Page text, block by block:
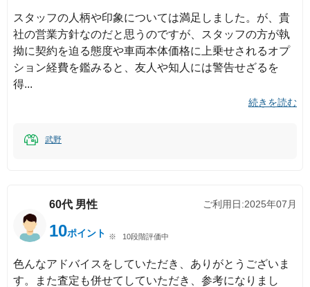
スタッフの人柄や印象については満足しました。が、貴
社の営業方針なのだと思うのですが、スタッフの方が執
拗に契約を迫る態度や車両本体価格に上乗せされるオプ
ション経費を鑑みると、友人や知人には警告せざるを
得
続きを読む
武野
60代 男性 ご利用日:2025年07月
10ポイント 10段階評価中
色んなアドバイスをしていただき、ありがとうございま
す。また査定も併せてしていただき、参考になりまし